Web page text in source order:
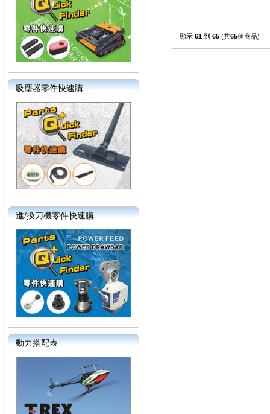
吸塵器零件快速購
進/換刀機零件快速購
動力搭配表
顯示 61 到 65 (共65個商品)